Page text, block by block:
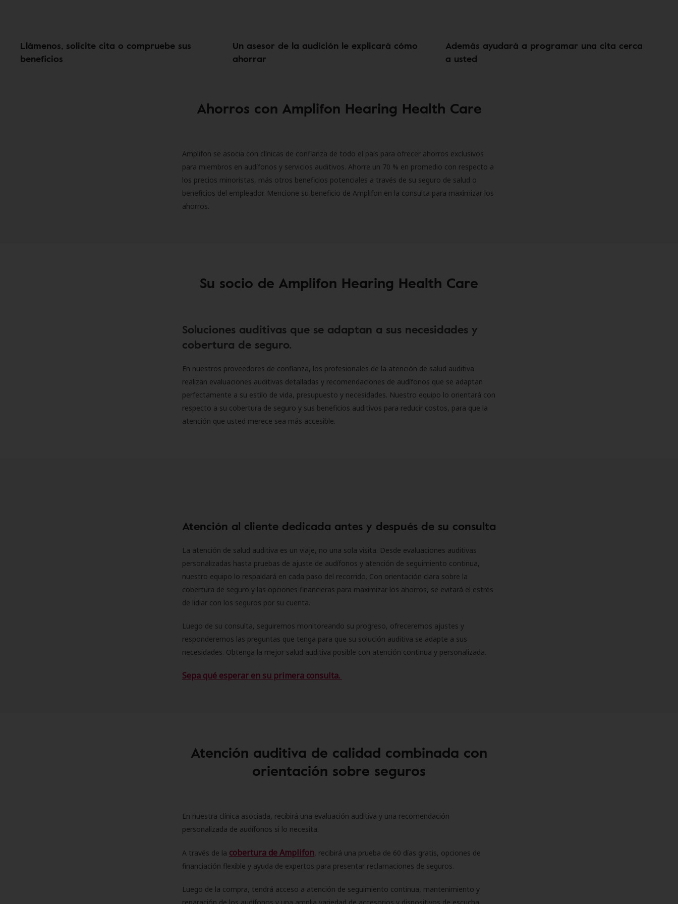
Llámenos, solicite cita o compruebe sus
beneficios
Un asesor de la audición le explicará cómo
ahorrar
Además ayudará a programar una cita cerca
a usted
Ahorros con Amplifon Hearing Health Care
Amplifon se asocia con clínicas de confianza de todo el país para ofrecer ahorros exclusivos
para miembros en audífonos y servicios auditivos. Ahorre un 70 % en promedio con respecto a
los precios minoristas, más otros beneficios potenciales a través de su seguro de salud o
beneficios del empleador. Mencione su beneficio de Amplifon en la consulta para maximizar los
ahorros.
Su socio de Amplifon Hearing Health Care
Soluciones auditivas que se adaptan a sus necesidades y
cobertura de seguro.
En nuestros proveedores de confianza, los profesionales de la atención de salud auditiva
realizan evaluaciones auditivas detalladas y recomendaciones de audífonos que se adaptan
perfectamente a su estilo de vida, presupuesto y necesidades. Nuestro equipo lo orientará con
respecto a su cobertura de seguro y sus beneficios auditivos para reducir costos, para que la
atención que usted merece sea más accesible.
Atención al cliente dedicada antes y después de su consulta
La atención de salud auditiva es un viaje, no una sola visita. Desde evaluaciones auditivas
personalizadas hasta pruebas de ajuste de audífonos y atención de seguimiento continua,
nuestro equipo lo respaldará en cada paso del recorrido. Con orientación clara sobre la
cobertura de seguro y las opciones financieras para maximizar los ahorros, se evitará el estrés
de lidiar con los seguros por su cuenta.
Luego de su consulta, seguiremos monitoreando su progreso, ofreceremos ajustes y
responderemos las preguntas que tenga para que su solución auditiva se adapte a sus
necesidades. Obtenga la mejor salud auditiva posible con atención continua y personalizada.
Sepa qué esperar en su primera consulta.
Atención auditiva de calidad combinada con
orientación sobre seguros
En nuestra clínica asociada, recibirá una evaluación auditiva y una recomendación
personalizada de audífonos si lo necesita.
A través de la cobertura de Amplifon, recibirá una prueba de 60 días gratis, opciones de
financiación flexible y ayuda de expertos para presentar reclamaciones de seguros.
Luego de la compra, tendrá acceso a atención de seguimiento continua, mantenimiento y